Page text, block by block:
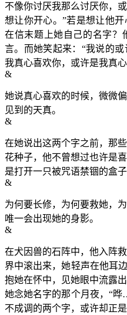
不像你讨厌我那么讨厌你，
想让你开心。”若是想让他
在信末题上她自己的名字？
言。而她笑起来：“我说的
我真心喜欢你，或许是我真
&
她说真心喜欢的时候，微微
见到的天真。
&
在她说出这两个字之前，那
花种子，他不曾想过也许是
是打开一只被咒语禁锢的盒
&
为何要长修，为何要救她，
唯一会出现她的身影。
&
在犬因兽的石阵中，他入阵
界中滚出来，她轻声在他耳
抱她在怀中，见她眼中流露
她念她名字的那个月夜，“
不成调的两个字，或许却正是